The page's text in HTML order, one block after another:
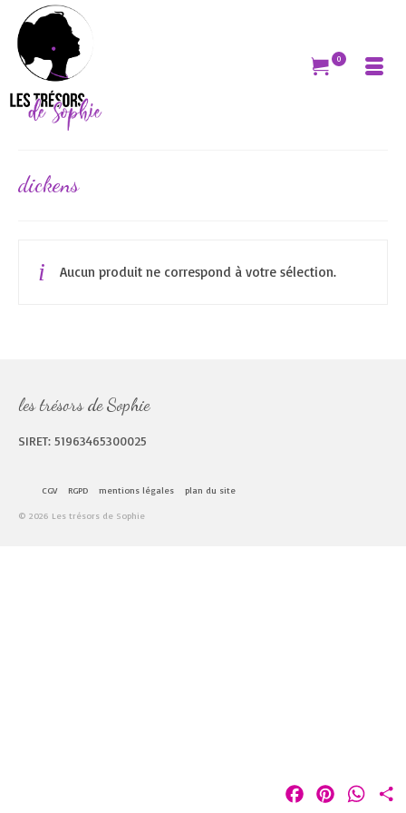
0
dickens
Aucun produit ne correspond à votre sélection.
les trésors de Sophie
SIRET: 51963465300025
CGV RGPD mentions légales plan du site
© 2026 Les trésors de Sophie
FacebookPinterest